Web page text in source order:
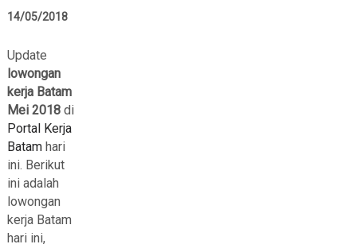
14/05/2018
Update
lowongan
kerja Batam
Mei 2018di
Portal Kerja
Batamhari
ini. Berikut
ini adalah
lowongan
kerja Batam
hari ini,